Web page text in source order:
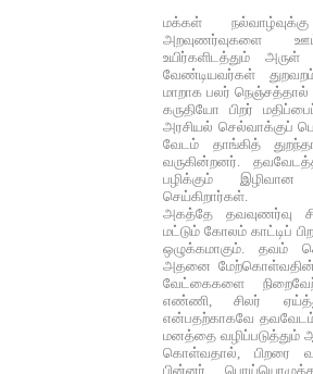
மக்கள் நல்வாழ்வுக்கு
அறவுணர்வுகளை
உயிர்களிடத்தும்
வேண்டியவர்கள்
மாறாக பலர் நெஞ்சத்தால்
கருதியோ பிறர்
அரசியல் செல்வாக்குப்
வேடம் தாங்கித்
வருகின்றனர்.
பழிக்கும்
செய்கிறார்கள்.
அகத்தே தவவுணர்வு
மட்டும் கோலம் காட்டிப்
ஒழுக்கமாகும். தவம்
அதனை மேற்கொள்வதின்
வேட்கைகளை
எண்ணி, சிலர்
என்பதற்காகவே தவவேடம்
மனத்தை
கொள்வதால், பிறரை
பின்னர்